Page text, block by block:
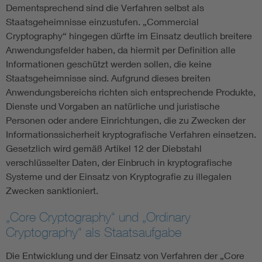
Dementsprechend sind die Verfahren selbst als
Staatsgeheimnisse einzustufen. „Commercial
Cryptography“ hingegen dürfte im Einsatz deutlich breitere
Anwendungsfelder haben, da hiermit per Definition alle
Informationen geschützt werden sollen, die keine
Staatsgeheimnisse sind. Aufgrund dieses breiten
Anwendungsbereichs richten sich entsprechende Produkte,
Dienste und Vorgaben an natürliche und juristische
Personen oder andere Einrichtungen, die zu Zwecken der
Informationssicherheit kryptografische Verfahren einsetzen.
Gesetzlich wird gemäß Artikel 12 der Diebstahl
verschlüsselter Daten, der Einbruch in kryptografische
Systeme und der Einsatz von Kryptografie zu illegalen
Zwecken sanktioniert.
„Core Cryptography“ und „Ordinary
Cryptography“ als Staatsaufgabe
Die Entwicklung und der Einsatz von Verfahren der „Core